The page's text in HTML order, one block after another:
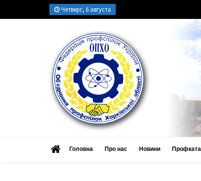
Четверг, 6 августа
Об’єднання профспілок Харківської області
Головна
Про нас Новини